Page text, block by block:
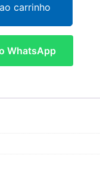
carrinho
WhatsApp